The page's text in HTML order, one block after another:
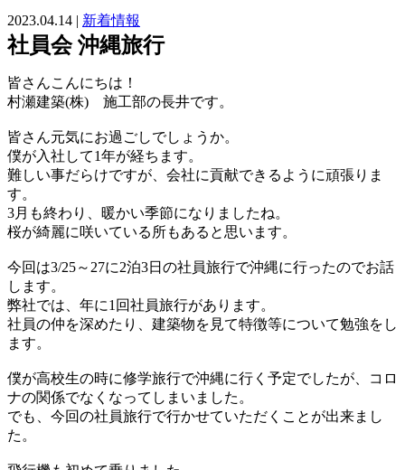
2023.04.14 | 新着情報
社員会 沖縄旅行
皆さんこんにちは！
村瀬建築(株) 施工部の長井です。
皆さん元気にお過ごしでしょうか。
僕が入社して1年が経ちます。
難しい事だらけですが、会社に貢献できるように頑張りま
す。
3月も終わり、暖かい季節になりましたね。
桜が綺麗に咲いている所もあると思います。
今回は3/25～27に2泊3日の社員旅行で沖縄に行ったのでお話
します。
弊社では、年に1回社員旅行があります。
社員の仲を深めたり、建築物を見て特徴等について勉強をし
ます。
僕が高校生の時に修学旅行で沖縄に行く予定でしたが、コロ
ナの関係でなくなってしまいました。
でも、今回の社員旅行で行かせていただくことが出来まし
た。